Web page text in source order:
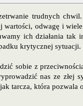
trudnych
wartości, odwagę i
ich działania tak
krytycznej sytuacji.
sobie z
nas ze złej
tarcza, która pozwala